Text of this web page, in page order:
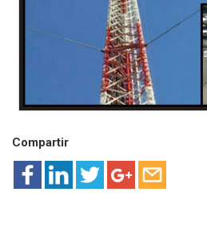
Compartir